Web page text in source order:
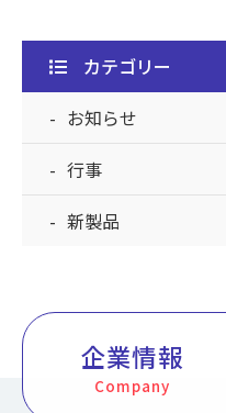
カテゴリー
お知らせ
行事
新製品
企業情報
Company